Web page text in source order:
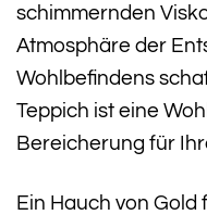
schimmernden
Atmosphäre der
Wohlbefindens
Teppich ist eine
Bereicherung für
Ein Hauch von Gold